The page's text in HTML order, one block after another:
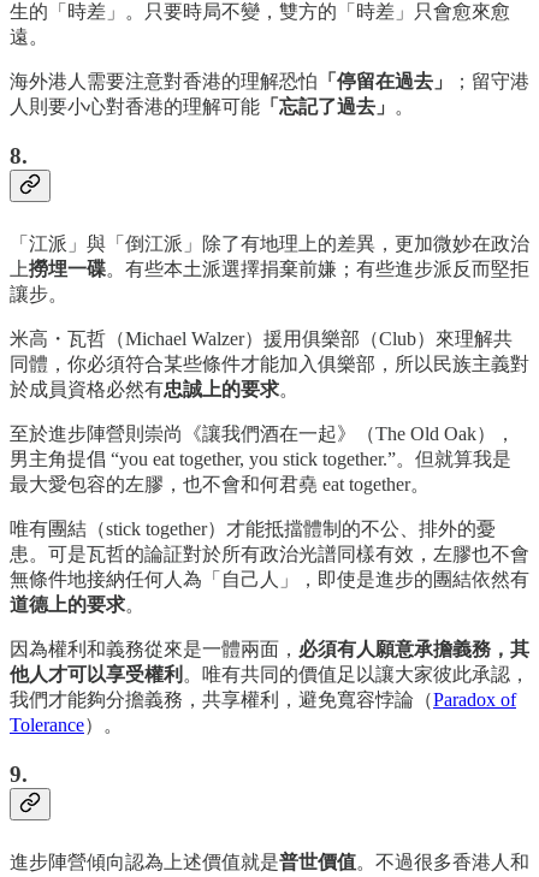
生的「時差」。只要時局不變，雙方的「時差」只會愈來愈
遠。
海外港人需要注意對香港的理解恐怕 「停留在過去」
；留守港
人則要小心對香港的理解可能 「忘記了過去」 。
8.
「江派」與「倒江派」除了有地理上的差異，更加微妙在政治
上撈埋一碟。有些本土派選擇捐棄前嫌；有些進步派反而堅拒
讓步。
米高・瓦哲（Michael Walzer）援用俱樂部（Club）來理解共
同體，你必須符合某些條件才能加入俱樂部，所以民族主義對
於成員資格必然有忠誠上的要求。
至於進步陣營則崇尚《讓我們酒在一起》（The Old Oak），
男主角提倡 “you eat together, you stick together.”。但就算我是
最大愛包容的左膠，也不會和何君堯 eat together。
唯有團結（stick together）才能抵擋體制的不公、排外的憂
患。可是瓦哲的論証對於所有政治光譜同樣有效，左膠也不會
無條件地接納任何人為「自己人」，即使是進步的團結依然有
道德上的要求。
因為權利和義務從來是一體兩面， 必須有人願意承擔義務，其
他人才可以享受權利 。唯有共同的價值足以讓大家彼此承認，
我們才能夠分擔義務，共享權利，避免寬容悖論（Paradox of
Tolerance）。
9.
進步陣營傾向認為上述價值就是普世價值。不過很多香港人和